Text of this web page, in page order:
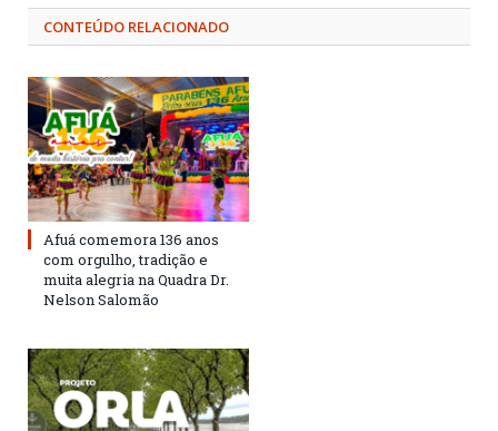
CONTEÚDO RELACIONADO
Afuá comemora 136 anos
com orgulho, tradição e
muita alegria na Quadra Dr.
Nelson Salomão